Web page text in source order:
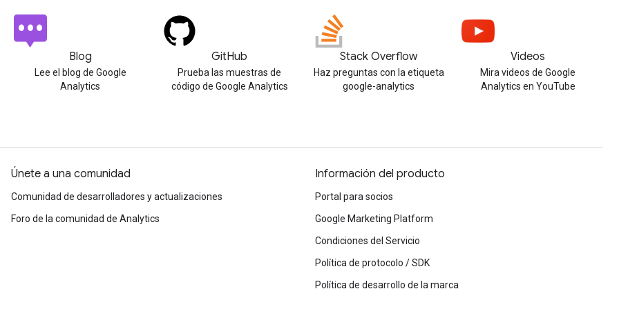
Blog
Lee el blog de Google
Analytics
GitHub
Prueba las muestras de
código de Google Analytics
Stack Overflow
Haz preguntas con la etiqueta
google-analytics
Videos
Mira videos de Google
Analytics en YouTube
Únete a una comunidad
Comunidad de desarrolladores y actualizaciones
Foro de la comunidad de Analytics
Información del producto
Portal para socios
Google Marketing Platform
Condiciones del Servicio
Política de protocolo / SDK
Política de desarrollo de la marca